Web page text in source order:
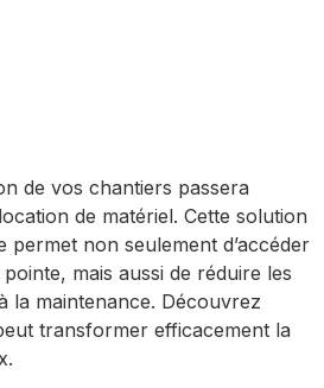
de vos chantiers passera
de matériel. Cette solution
permet non seulement d’accéder
mais aussi de réduire les
la maintenance. Découvrez
transformer efficacement la